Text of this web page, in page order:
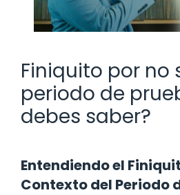
Finiquito por no
periodo de
debes saber?
Entendiendo el
Contexto del Periodo